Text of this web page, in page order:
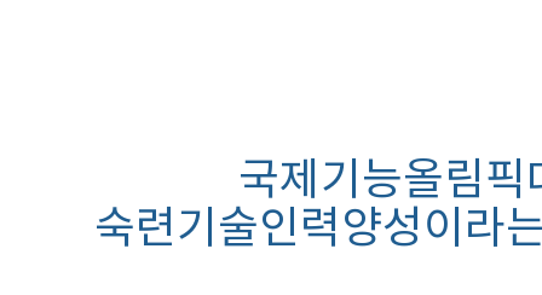
국제기능올림
숙련기술인력양성이라